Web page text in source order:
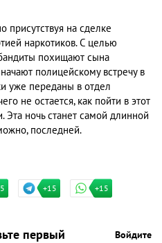
присутствуя на сделке
наркотиков. С целью
похищают сына
полицейскому встречу в
уже переданы в отдел
не остается, как пойти в этот
Эта ночь станет самой длинной
последней.
+15 +15
первый Войдите